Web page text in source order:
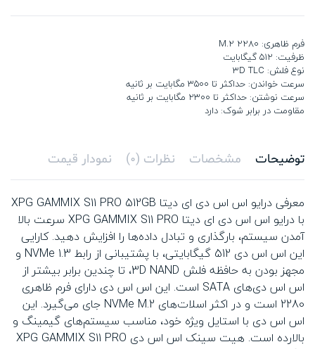
فرم ظاهری: M.2 2280
ظرفیت: 512 گیگابایت
نوع فلش: 3D TLC
سرعت خواندن: حداکثر تا 3500 مگابایت بر ثانیه
سرعت نوشتن: حداکثر تا 2300 مگابایت بر ثانیه
مقاومت در برابر شوک: دارد
توضیحات مشخصات نظرات (0) نمودار قیمت
معرفی درایو اس اس دی ای دیتا XPG GAMMIX S11 PRO 512GB
با درایو اس اس دی ای دیتا XPG GAMMIX S11 PRO سرعت بالا
آمدن سیستم، بارگذاری و تبادل داده‌ها را افزایش دهید. کارایی
این اس اس دی 512 گیگابایتی، با پشتیبانی از رابط NVMe 1.3 و
مجهز بودن به حافظه فلش 3D NAND، تا چندین برابر بیشتر از
اس اس دی‌های SATA است. این اس اس دی دارای فرم ظاهری
2280 است و در اکثر اسلات‌های NVMe M.2 جای می‌گیرد. این
اس اس دی با استایل ویژه خود، مناسب سیستم‌های گیمینگ و
بالارده است. هیت ‌سینک اس اس دی XPG GAMMIX S11 PRO